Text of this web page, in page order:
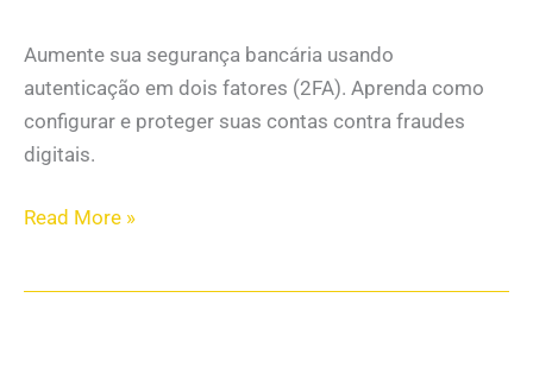
Aumente sua segurança bancária usando
autenticação em dois fatores (2FA). Aprenda como
configurar e proteger suas contas contra fraudes
digitais.
Read More »